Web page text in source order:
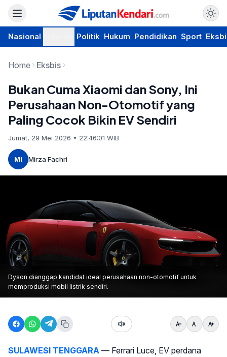
Nasional Politik Hukum Pendidikan Sport
Home Eksbis
Bukan Cuma Xiaomi dan Sony, Ini
Perusahaan Non-Otomotif yang
Paling Cocok Bikin EV Sendiri
Jumat, 29 Mei 2026 • 22:46:01 WIB
MI Mirza Fachri
Dyson dianggap kandidat ideal perusahaan non-otomotif untuk
memproduksi mobil listrik sendiri.
SULAWESI TENGGARA — Ferrari Luce, EV perdana